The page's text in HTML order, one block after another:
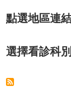
點選地區連
選擇看診科別